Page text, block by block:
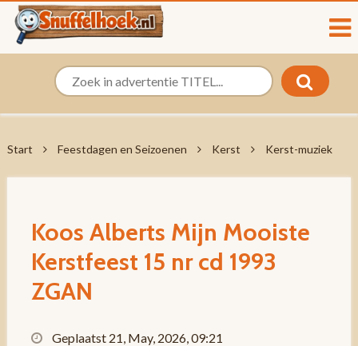
Start Feestdagen en Seizoenen Kerst Kerst-muziek
Koos Alberts Mijn Mooiste
Kerstfeest 15 nr cd 1993
ZGAN
Geplaatst 21, May, 2026, 09:21